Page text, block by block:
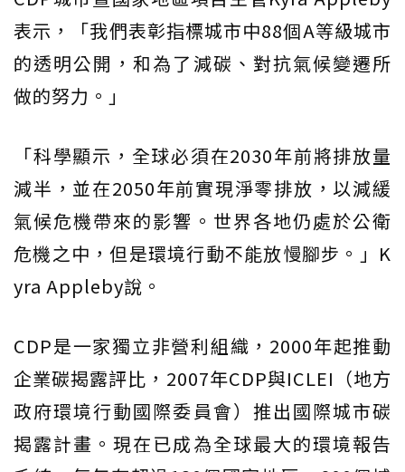
表示，「我們表彰指標城市中88個A等級城市
的透明公開，和為了減碳、對抗氣候變遷所
做的努力。」
「科學顯示，全球必須在2030年前將排放量
減半，並在2050年前實現淨零排放，以減緩
氣候危機帶來的影響。世界各地仍處於公衛
危機之中，但是環境行動不能放慢腳步。」K
yra Appleby說。
CDP是一家獨立非營利組織，2000年起推動
企業碳揭露評比，2007年CDP與ICLEI（地方
政府環境行動國際委員會）推出國際城市碳
揭露計畫。現在已成為全球最大的環境報告